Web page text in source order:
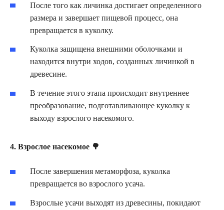
После того как личинка достигает определенного
размера и завершает пищевой процесс, она
превращается в куколку.
Куколка защищена внешними оболочками и
находится внутри ходов, созданных личинкой в
древесине.
В течение этого этапа происходит внутреннее
преобразование, подготавливающее куколку к
выходу взрослого насекомого.
4. Взрослое насекомое 🌳
После завершения метаморфоза, куколка
превращается во взрослого усача.
Взрослые усачи выходят из древесины, покидают